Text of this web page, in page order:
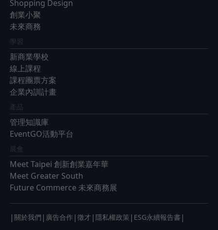
Shopping Design
創業小聚
未來商務
學習
新商業學校
線上課程
課程團票方案
企業內訓計畫
產品
管理知識庫
EventGO活動平台
展會
Meet Taipei 創新創業嘉年華
Meet Greater South
Future Commerce 未來商務展
| 關於我們 | 廣告合作 | 徵才 | 隱私權政策 | ESG永續報告書 |